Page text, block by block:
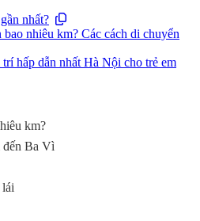
nhất?
nhiêu km? Các cách di chuyển
hấp dẫn nhất Hà Nội cho trẻ em
km?
đến Ba Vì